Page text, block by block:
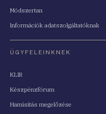
Módszertan
Információk adatszolgáltatóknak
ÜGYFELEINKNEK
KLIR
Készpénzfórum
Hamisítás megelőzése